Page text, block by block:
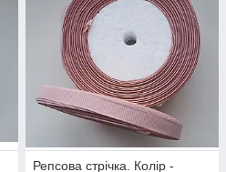
Репсова стрічка. Колір -